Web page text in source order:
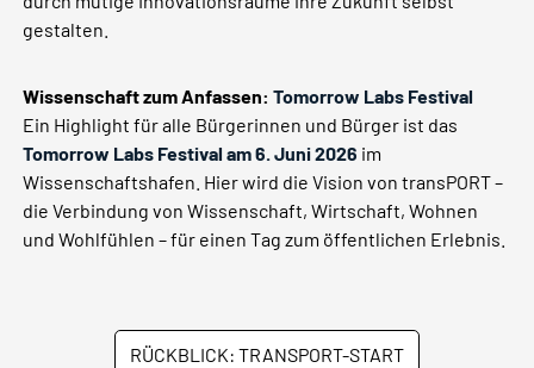
gestalten.
Wissenschaft zum Anfassen:Tomorrow Labs Festival
Ein Highlight für alle Bürgerinnen und Bürger ist das
Tomorrow Labs Festival am 6. Juni 2026 im
Wissenschaftshafen. Hier wird die Vision von transPORT –
die Verbindung von Wissenschaft, Wirtschaft, Wohnen
und Wohlfühlen – für einen Tag zum öffentlichen Erlebnis.
RÜCKBLICK: TRANSPORT-START